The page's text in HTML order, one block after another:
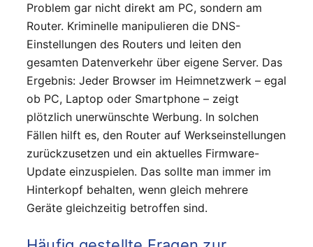
Problem gar nicht direkt am PC, sondern am
Router. Kriminelle manipulieren die DNS-
Einstellungen des Routers und leiten den
gesamten Datenverkehr über eigene Server. Das
Ergebnis: Jeder Browser im Heimnetzwerk – egal
ob PC, Laptop oder Smartphone – zeigt
plötzlich unerwünschte Werbung. In solchen
Fällen hilft es, den Router auf Werkseinstellungen
zurückzusetzen und ein aktuelles Firmware-
Update einzuspielen. Das sollte man immer im
Hinterkopf behalten, wenn gleich mehrere
Geräte gleichzeitig betroffen sind.